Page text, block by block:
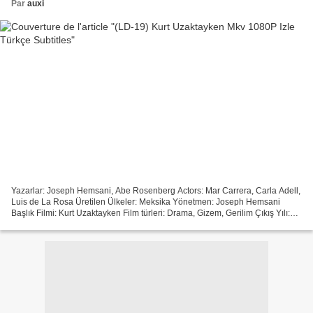
Par auxi
Yazarlar: Joseph Hemsani, Abe Rosenberg Actors: Mar Carrera, Carla Adell,
Luis de La Rosa Üretilen Ülkeler: Meksika Yönetmen: Joseph Hemsani
Başlık Filmi: Kurt Uzaktayken Film türleri: Drama, Gizem, Gerilim Çıkış Yılı: